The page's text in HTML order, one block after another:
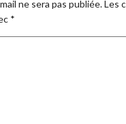
ne sera pas publiée.Les
*